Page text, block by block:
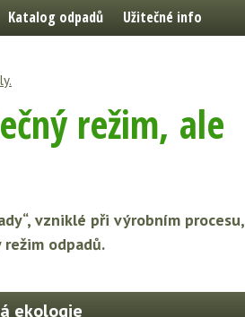
Katalog odpadů Užitečné info
režim, ale
vzniklé při výrobním procesu,
odpadů.
ekologie